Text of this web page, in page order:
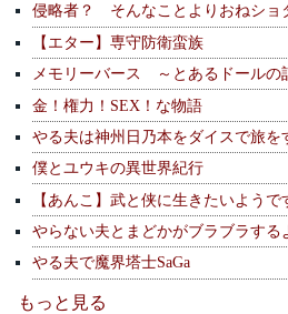
侵略者？ そんなことよりおねショ
【エター】専守防衛蛮族
メモリーバース ～とあるドールの
金！権力！SEX！な物語
やる夫は神州日乃本をダイスで旅を
僕とユウキの異世界紀行
【あんこ】武と侠に生きたいようで
やらない夫とまどかがブラブラする
やる夫で魔界塔士SaGa
もっと見る